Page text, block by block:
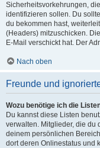
Sicherheitsvorkehrungen,
identifizieren sollen. Du
du bekommen hast,
(Headers) mitzuschicken.
E-Mail verschickt hat. Der
Nach oben
Freunde und
Wozu benötige ich die
Du kannst diese Listen
verwalten. Mitglieder, die du
deinem persönlichen
dort deren Onlinestatus und